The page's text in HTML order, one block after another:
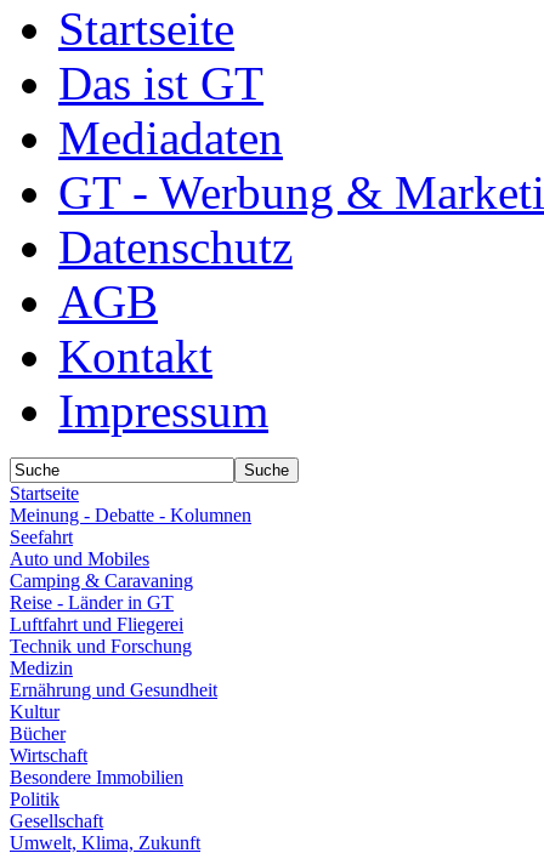
Startseite
Das ist GT
Mediadaten
GT - Werbung &
Datenschutz
AGB
Kontakt
Impressum
Startseite
Meinung - Debatte - Kolumnen
Seefahrt
Auto und Mobiles
Camping & Caravaning
Reise - Länder in GT
Luftfahrt und Fliegerei
Technik und Forschung
Medizin
Ernährung und Gesundheit
Kultur
Bücher
Wirtschaft
Besondere Immobilien
Politik
Gesellschaft
Umwelt, Klima, Zukunft